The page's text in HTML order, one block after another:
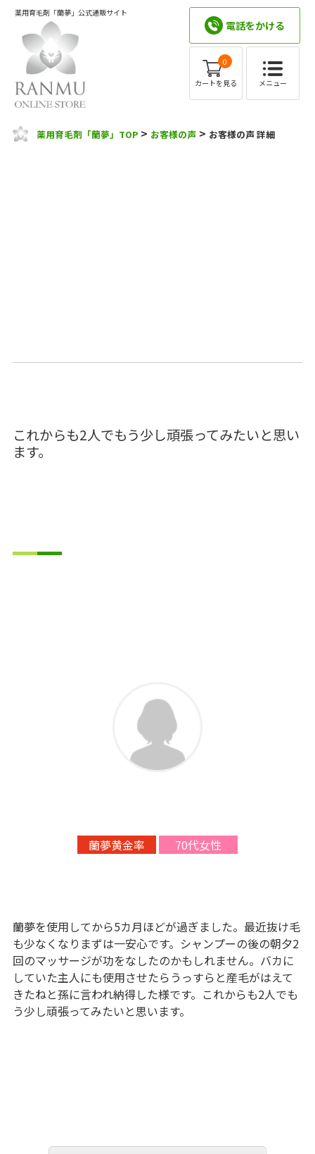
薬用育毛剤「蘭夢」公式通販サイト
電話をかける
0
カートを見る メニュー
薬用育毛剤「蘭夢」TOP > お客様の声 > お客様の声 詳細
これからも2人でもう少し頑張ってみたいと思い
ます。
蘭夢黄金率 70代女性
蘭夢を使用してから5カ月ほどが過ぎました。最近抜け毛
も少なくなりまずは一安心です。シャンプーの後の朝夕2
回のマッサージが功をなしたのかもしれません。バカに
していた主人にも使用させたらうっすらと産毛がはえて
きたねと孫に言われ納得した様です。これからも2人でも
う少し頑張ってみたいと思います。